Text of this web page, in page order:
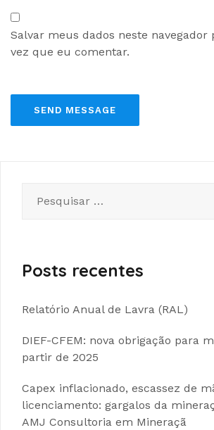
Salvar meus dados neste navegador
vez que eu comentar.
Posts recentes
Relatório Anual de Lavra (RAL)
DIEF-CFEM: nova obrigação para
partir de 2025
Capex inflacionado, escassez de
licenciamento: gargalos da
AMJ Consultoria em Mineraçã